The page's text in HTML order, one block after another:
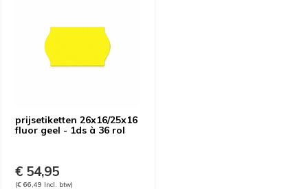
prijsetiketten 26x16/25x16
fluor geel - 1ds à 36 rol
€ 54,95
(€ 66,49 Incl. btw)